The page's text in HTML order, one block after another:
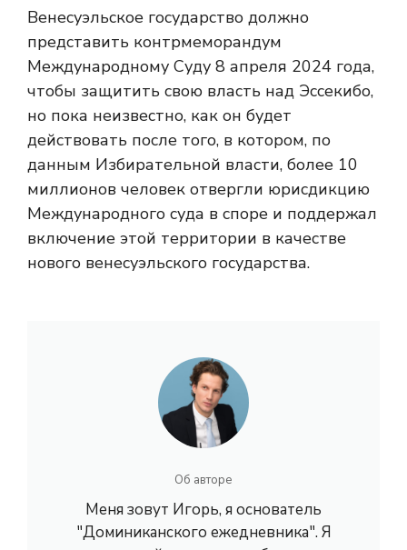
Венесуэльское государство должно
представить контрмеморандум
Международному Суду 8 апреля 2024 года,
чтобы защитить свою власть над Эссекибо,
но пока неизвестно, как он будет
действовать после того, в котором, по
данным Избирательной власти, более 10
миллионов человек отвергли юрисдикцию
Международного суда в споре и поддержал
включение этой территории в качестве
нового венесуэльского государства.
Об авторе
Меня зовут Игорь, я основатель
"Доминиканского ежедневника". Я